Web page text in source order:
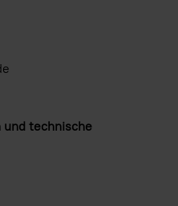
und technische